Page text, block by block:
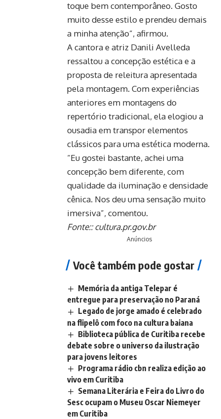
toque bem contemporâneo. Gosto
muito desse estilo e prendeu demais
a minha atenção”, afirmou.
A cantora e atriz Danili Avelleda
ressaltou a concepção estética e a
proposta de releitura apresentada
pela montagem. Com experiências
anteriores em montagens do
repertório tradicional, ela elogiou a
ousadia em transpor elementos
clássicos para uma estética moderna.
“Eu gostei bastante, achei uma
concepção bem diferente, com
qualidade da iluminação e densidade
cênica. Nos deu uma sensação muito
imersiva”, comentou.
Fonte::cultura.pr.gov.br
Anúncios
Você também pode gostar
Memória da antiga Telepar é
entregue para preservação no Paraná
Legado de jorge amado é celebrado
na flipelô com foco na cultura baiana
Biblioteca pública de Curitiba recebe
debate sobre o universo da ilustração
para jovens leitores
Programa rádio cbn realiza edição ao
vivo em Curitiba
Semana Literária e Feira do Livro do
Sesc ocupam o Museu Oscar Niemeyer
em Curitiba